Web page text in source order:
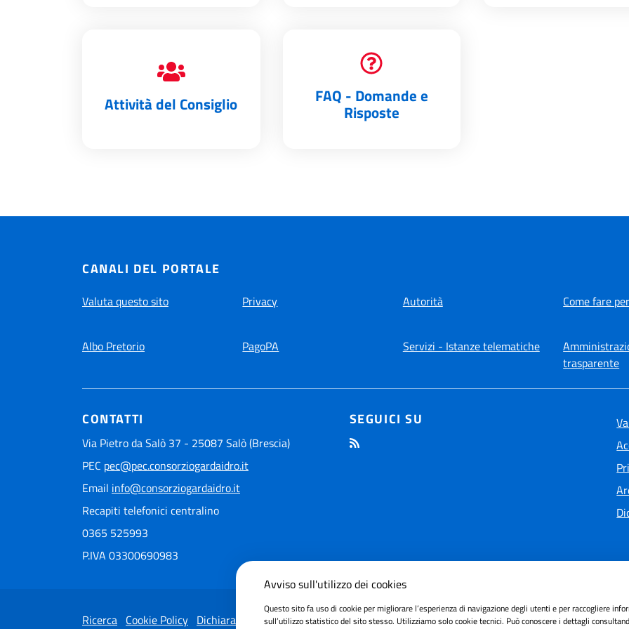
Attività del Consiglio FAQ - Domande e
Risposte
CANALI DEL PORTALE
Valuta questo sito Privacy Autorità Come fare
Albo Pretorio PagoPA Servizi - Istanze telematiche
trasparente
CONTATTI
Via Pietro da Salò 37 - 25087 Salò (Brescia)
PEC pec@pec.consorziogardaidro.it
Email info@consorziogardaidro.it
Recapiti telefonici centralino
0365 525993
P.IVA 03300690983
SEGUICI SU
Ricerca Cookie Policy Dichiarazione di accessibilità
Avviso sull'utilizzo dei cookies
Questo sito fa uso di cookie per migliorare l’esperienza di navigazione degli utenti e per raccogliere
sull’utilizzo statistico del sito stesso. Utilizziamo solo cookie tecnici. Può conoscere i dettagli